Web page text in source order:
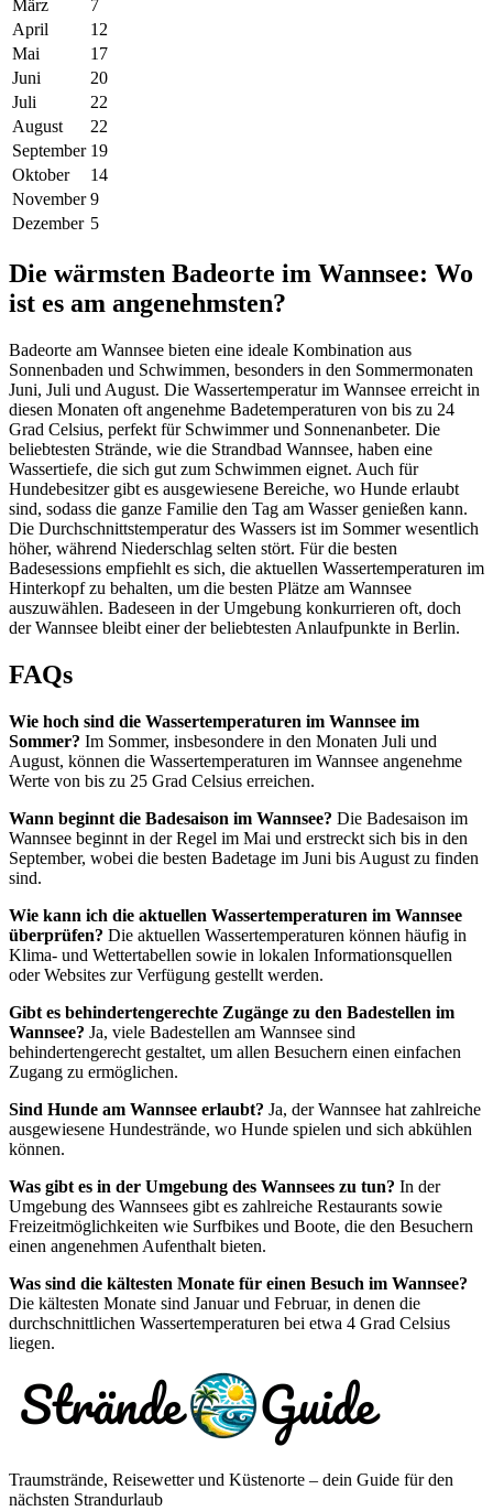
März
7
April
12
Mai
17
Juni
20
Juli
22
August
22
September 19
Oktober
14
November 9
Dezember 5
Die wärmsten Badeorte im Wannsee: Wo
ist es am angenehmsten?
Badeorte am Wannsee bieten eine ideale Kombination aus
Sonnenbaden und Schwimmen, besonders in den Sommermonaten
Juni, Juli und August. Die Wassertemperatur im Wannsee erreicht in
diesen Monaten oft angenehme Badetemperaturen von bis zu 24
Grad Celsius, perfekt für Schwimmer und Sonnenanbeter. Die
beliebtesten Strände, wie die Strandbad Wannsee, haben eine
Wassertiefe, die sich gut zum Schwimmen eignet. Auch für
Hundebesitzer gibt es ausgewiesene Bereiche, wo Hunde erlaubt
sind, sodass die ganze Familie den Tag am Wasser genießen kann.
Die Durchschnittstemperatur des Wassers ist im Sommer wesentlich
höher, während Niederschlag selten stört. Für die besten
Badesessions empfiehlt es sich, die aktuellen Wassertemperaturen im
Hinterkopf zu behalten, um die besten Plätze am Wannsee
auszuwählen. Badeseen in der Umgebung konkurrieren oft, doch
der Wannsee bleibt einer der beliebtesten Anlaufpunkte in Berlin.
FAQs
Wie hoch sind die Wassertemperaturen im Wannsee im
Sommer? Im Sommer, insbesondere in den Monaten Juli und
August, können die Wassertemperaturen im Wannsee angenehme
Werte von bis zu 25 Grad Celsius erreichen.
Wann beginnt die Badesaison im Wannsee? Die Badesaison im
Wannsee beginnt in der Regel im Mai und erstreckt sich bis in den
September, wobei die besten Badetage im Juni bis August zu finden
sind.
Wie kann ich die aktuellen Wassertemperaturen im Wannsee
überprüfen? Die aktuellen Wassertemperaturen können häufig in
Klima- und Wettertabellen sowie in lokalen Informationsquellen
oder Websites zur Verfügung gestellt werden.
Gibt es behindertengerechte Zugänge zu den Badestellen im
Wannsee? Ja, viele Badestellen am Wannsee sind
behindertengerecht gestaltet, um allen Besuchern einen einfachen
Zugang zu ermöglichen.
Sind Hunde am Wannsee erlaubt? Ja, der Wannsee hat zahlreiche
ausgewiesene Hundestrände, wo Hunde spielen und sich abkühlen
können.
Was gibt es in der Umgebung des Wannsees zu tun? In der
Umgebung des Wannsees gibt es zahlreiche Restaurants sowie
Freizeitmöglichkeiten wie Surfbikes und Boote, die den Besuchern
einen angenehmen Aufenthalt bieten.
Was sind die kältesten Monate für einen Besuch im Wannsee?
Die kältesten Monate sind Januar und Februar, in denen die
durchschnittlichen Wassertemperaturen bei etwa 4 Grad Celsius
liegen.
Traumstrände, Reisewetter und Küstenorte – dein Guide für den
nächsten Strandurlaub